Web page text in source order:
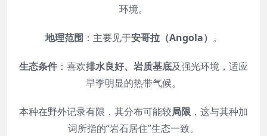
环境。
地理范围 ：主要见于安哥拉（Angola） 。
生态条件 ：喜欢排水良好、岩质基底及强光环境，适应
旱季明显的热带气候。
本种在野外记录有限，其分布可能较局限，这与其种加
词所指的“岩石居住”生态一致。